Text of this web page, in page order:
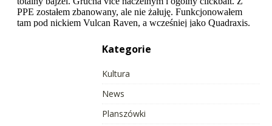
Kategorie
Kultura
News
Planszówki